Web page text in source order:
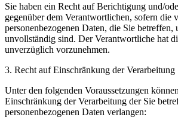
Sie haben ein Recht auf Berichtigung und/
gegenüber dem Verantwortlichen, sofern die
personenbezogenen Daten, die Sie betreffen,
unvollständig sind. Der Verantwortliche hat
unverzüglich vorzunehmen.
3. Recht auf Einschränkung der Verarbeitung
Unter den folgenden Voraussetzungen
Einschränkung der Verarbeitung der Sie
personenbezogenen Daten verlangen: